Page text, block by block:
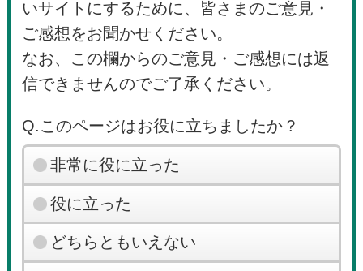
いサイトにするために、皆さまのご意見・
ご感想をお聞かせください。
なお、この欄からのご意見・ご感想には返
信できませんのでご了承ください。
Q.このページはお役に立ちましたか？
非常に役に立った
役に立った
どちらともいえない